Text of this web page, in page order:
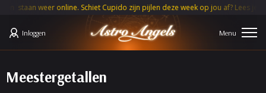
weer online. Schiet Cupido zijn pijlen deze week op jou af? Lees je
Inloggen
Meestergetallen